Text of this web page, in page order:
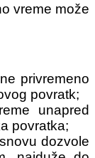
vreme može
privremeno
povratk;
unapred
povratka;
dozvole